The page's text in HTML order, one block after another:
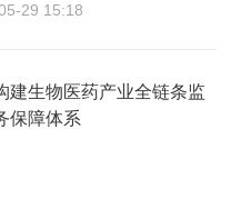
29 15:18
建生物医药产业全链条监
保障体系